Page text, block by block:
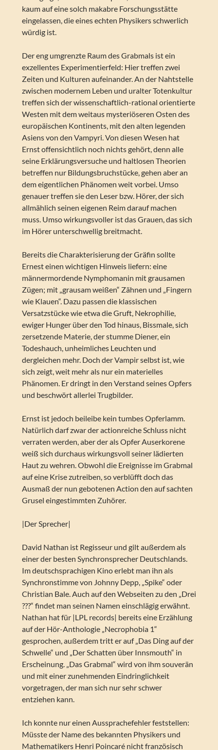
kaum auf eine solch makabre Forschungsstätte
eingelassen, die eines echten Physikers schwerlich
würdig ist.
Der eng umgrenzte Raum des Grabmals ist ein
exzellentes Experimentierfeld: Hier treffen zwei
Zeiten und Kulturen aufeinander. An der Nahtstelle
zwischen modernem Leben und uralter Totenkultur
treffen sich der wissenschaftlich-rational orientierte
Westen mit dem weitaus mysteriöseren Osten des
europäischen Kontinents, mit den alten legenden
Asiens von den Vampyri. Von diesen Wesen hat
Ernst offensichtlich noch nichts gehört, denn alle
seine Erklärungsversuche und haltlosen Theorien
betreffen nur Bildungsbruchstücke, gehen aber an
dem eigentlichen Phänomen weit vorbei. Umso
genauer treffen sie den Leser bzw. Hörer, der sich
allmählich seinen eigenen Reim darauf machen
muss. Umso wirkungsvoller ist das Grauen, das sich
im Hörer unterschwellig breitmacht.
Bereits die Charakterisierung der Gräfin sollte
Ernest einen wichtigen Hinweis liefern: eine
männermordende Nymphomanin mit grausamen
Zügen; mit „grausam weißen“ Zähnen und „Fingern
wie Klauen“. Dazu passen die klassischen
Versatzstücke wie etwa die Gruft, Nekrophilie,
ewiger Hunger über den Tod hinaus, Bissmale, sich
zersetzende Materie, der stumme Diener, ein
Todeshauch, unheimliches Leuchten und
dergleichen mehr. Doch der Vampir selbst ist, wie
sich zeigt, weit mehr als nur ein materielles
Phänomen. Er dringt in den Verstand seines Opfers
und beschwört allerlei Trugbilder.
Ernst ist jedoch beileibe kein tumbes Opferlamm.
Natürlich darf zwar der actionreiche Schluss nicht
verraten werden, aber der als Opfer Auserkorene
weiß sich durchaus wirkungsvoll seiner lädierten
Haut zu wehren. Obwohl die Ereignisse im Grabmal
auf eine Krise zutreiben, so verblüfft doch das
Ausmaß der nun gebotenen Action den auf sachten
Grusel eingestimmten Zuhörer.
|Der Sprecher|
David Nathan ist Regisseur und gilt außerdem als
einer der besten Synchronsprecher Deutschlands.
Im deutschsprachigen Kino erlebt man ihn als
Synchronstimme von Johnny Depp, „Spike“ oder
Christian Bale. Auch auf den Webseiten zu den „Drei
???“ findet man seinen Namen einschlägig erwähnt.
Nathan hat für |LPL records| bereits eine Erzählung
auf der Hör-Anthologie „Necrophobia 1“
gesprochen, außerdem tritt er auf „Das Ding auf der
Schwelle“ und „Der Schatten über Innsmouth“ in
Erscheinung. „Das Grabmal“ wird von ihm souverän
und mit einer zunehmenden Eindringlichkeit
vorgetragen, der man sich nur sehr schwer
entziehen kann.
Ich konnte nur einen Aussprachefehler feststellen:
Müsste der Name des bekannten Physikers und
Mathematikers Henri Poincaré nicht französisch